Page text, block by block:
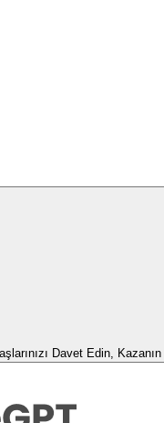
Davet Edin, Kazanın